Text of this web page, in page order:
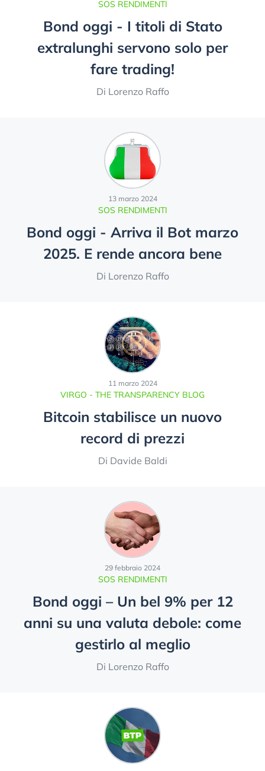
SOS RENDIMENTI
Bond oggi - I titoli di Stato
extralunghi servono solo per
fare trading!
Di Lorenzo Raffo
SOS RENDIMENTI
13 marzo 2024
Bond oggi - Arriva il Bot marzo
2025. E rende ancora bene
Di Lorenzo Raffo
VIRGO - THE TRANSPARENCY BLOG
11 marzo 2024
Bitcoin stabilisce un nuovo
record di prezzi
Di Davide Baldi
SOS RENDIMENTI
29 febbraio 2024
Bond oggi – Un bel 9% per 12
anni su una valuta debole: come
gestirlo al meglio
Di Lorenzo Raffo